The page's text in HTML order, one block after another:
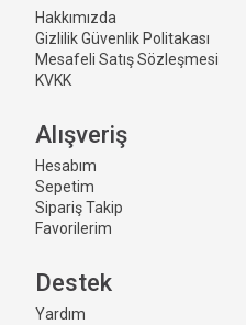
Hakkımızda
Gizlilik Güvenlik Politakası
Mesafeli Satış Sözleşmesi
KVKK
Alışveriş
Hesabım
Sepetim
Sipariş Takip
Favorilerim
Destek
Yardım